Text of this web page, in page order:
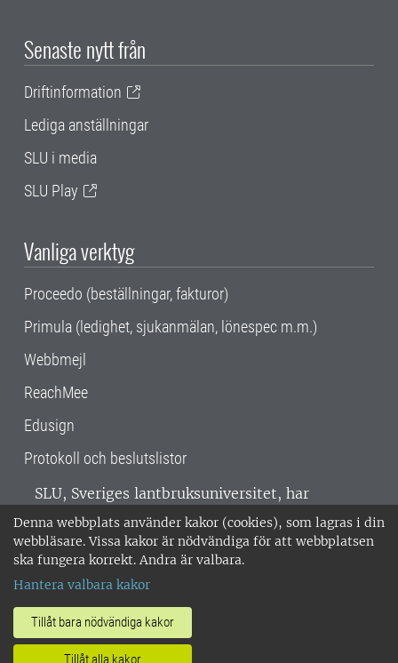
Denna webbplats använder kakor (cookies), som lagras i din
webbläsare. Vissa kakor är nödvändiga för att webbplatsen
ska fungera korrekt. Andra är valbara.
Hantera valbara kakor
Tillåt bara nödvändiga kakor
Tillåt alla kakor
Senaste nytt från
Driftinformation
Lediga anställningar
SLU i media
SLU Play
Vanliga verktyg
Proceedo (beställningar, fakturor)
Primula (ledighet, sjukanmälan, lönespec m.m.)
Webbmejl
ReachMee
Edusign
Protokoll och beslutslistor
SLU, Sveriges lantbruksuniversitet, har
verksamhet över hela Sverige. Huvudorter är
Alnarp, Uppsala och Umeå.SLU är
miljöcertifierat enligt ISO 14001. •
018-67 10 00 • Org nr: 202100-2817 •
Om SLU:s webbplatser
•Hantera kakor•Behandling av